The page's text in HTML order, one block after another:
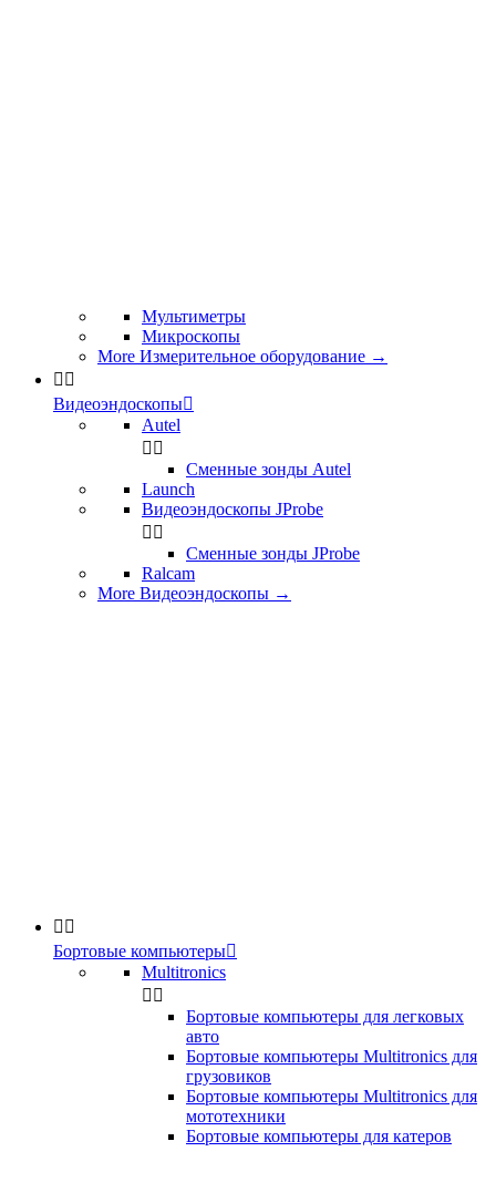
Мультиметры
Микроскопы
More Измерительное оборудование →
 
Видеоэндоскопы
Autel
 
Сменные зонды Autel
Launch
Видеоэндоскопы JProbe
 
Сменные зонды JProbe
Ralcam
More Видеоэндоскопы →
 
Бортовые компьютеры
Multitronics
 
Бортовые компьютеры для легковых
авто
Бортовые компьютеры Multitronics для
грузовиков
Бортовые компьютеры Multitronics для
мототехники
Бортовые компьютеры для катеров